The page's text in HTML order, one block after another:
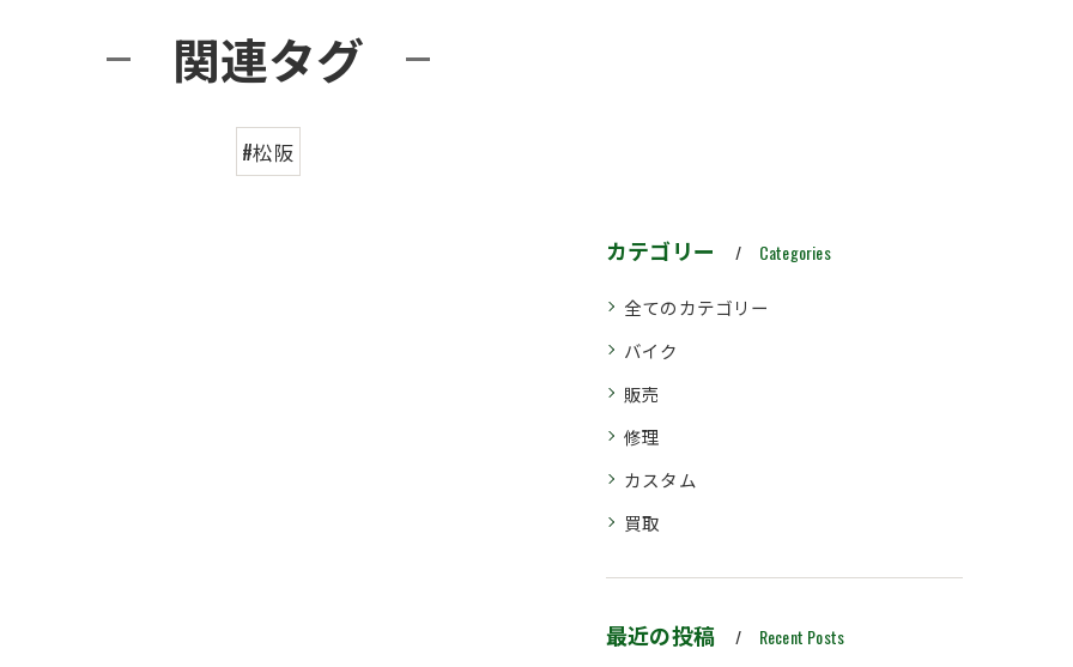
関連タグ
#松阪
カテゴリー Categories
全てのカテゴリー
バイク
販売
修理
カスタム
買取
最近の投稿 Recent Posts